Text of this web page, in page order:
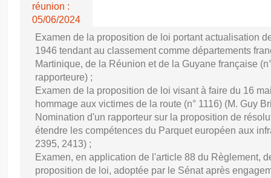
Dossiers législatifs
Budget et sécurité sociale
Questions écrites et orales
Comptes rendus des débats
réunion :
05/06/2024
Examen de la proposition de loi portant actualisation
1946 tendant au classement comme départements
Martinique, de la Réunion et de la Guyane française
rapporteure) ;
Examen de la proposition de loi visant à faire du 16
hommage aux victimes de la route (n° 1116) (M. Guy
Nomination d'un rapporteur sur la proposition de
étendre les compétences du Parquet européen aux
2395, 2413) ;
Examen, en application de l'article 88 du Règlement,
proposition de loi, adoptée par le Sénat après